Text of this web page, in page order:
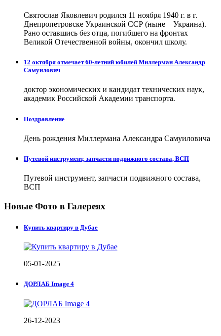
Святослав Яковлевич родился 11 ноября 1940 г. в г.
Днепропетровске Украинской ССР (ныне – Украина).
Рано оставшись без отца, погибшего на фронтах
Великой Отечественной войны, окончил школу.
12 октября отмечает 60-летний юбилей Миллерман Александр
Самуилович
доктор экономических и кандидат технических наук,
академик Российской Академии транспорта.
Поздравление
День рождения Миллермана Александра Самуиловича
Путевой инструмент, запчасти подвижного состава, ВСП
Путевой инструмент, запчасти подвижного состава,
ВСП
Новые Фото в Галереях
Купить квартиру в Дубае
05-01-2025
ДОРЛАБ Image 4
26-12-2023